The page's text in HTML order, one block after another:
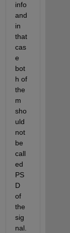
info
and
in
that
cas
e
bot
h of
the
m
sho
uld
not
be
call
ed
PS
D
of
the
sig
nal.